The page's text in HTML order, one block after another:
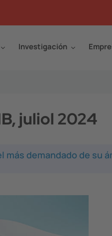
Investigación
juliol 2024
más demandado de su